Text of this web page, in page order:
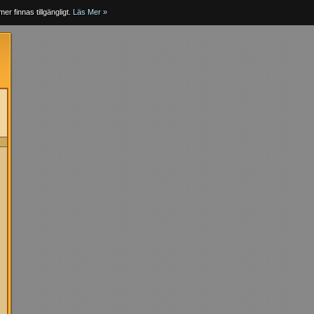
finnas tillgängligt. Läs Mer »